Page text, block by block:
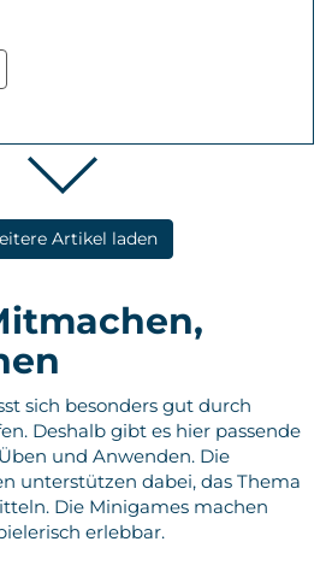
Artikel laden
sich besonders gut durch
Deshalb gibt es hier passende
und Anwenden. Die
unterstützen dabei, das Thema
Die Minigames machen
erlebbar.